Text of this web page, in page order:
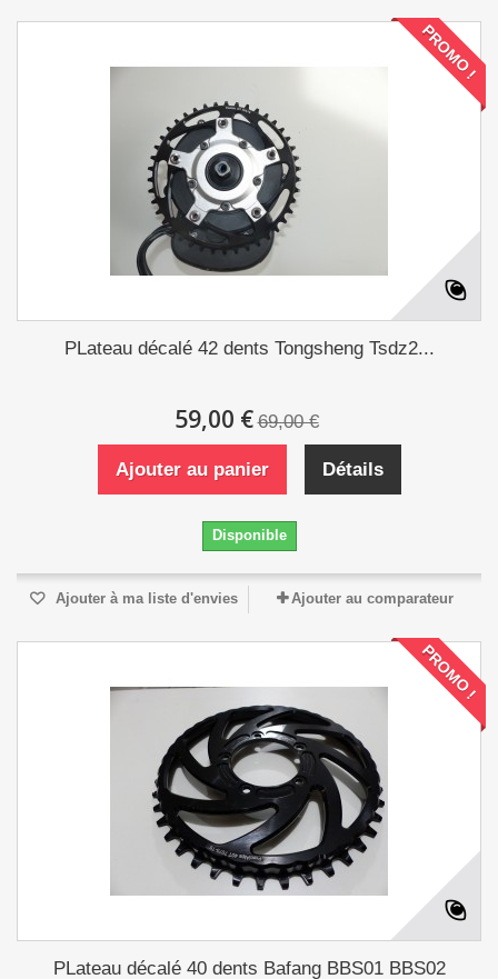
PROMO !
PLateau décalé 42 dents Tongsheng Tsdz2...
59,00 € 69,00 €
Ajouter au panier Détails
Disponible
Ajouter à ma liste d'envies Ajouter au comparateur
PROMO !
PLateau décalé 40 dents Bafang BBS01 BBS02